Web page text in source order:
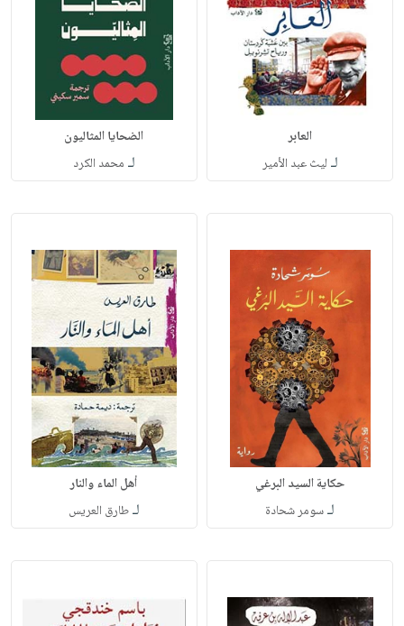
العابر
لـ ليث عبد الأمير
الضحايا المثاليون
لـ محمد الكرد
حكاية السيد البرغي
لـسومر شحادة
أهل الماء والنار
لـطارق العريس